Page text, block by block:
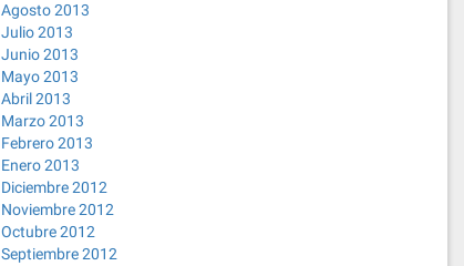
Agosto 2013
Julio 2013
Junio 2013
Mayo 2013
Abril 2013
Marzo 2013
Febrero 2013
Enero 2013
Diciembre 2012
Noviembre 2012
Octubre 2012
Septiembre 2012